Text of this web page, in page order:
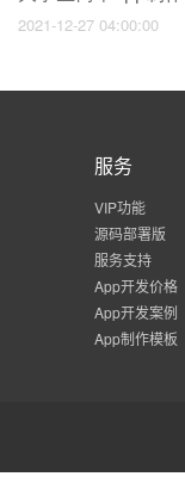
2021-12-27 04:00:00
服务
VIP功能
源码部署版
服务支持
App开发价格
App开发案例
App制作模板